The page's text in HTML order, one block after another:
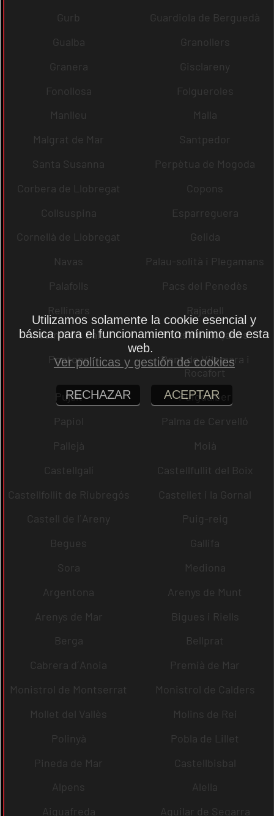
Gurb
Guardiola de Berguedà
Gualba
Granollers
Granera
Gisclareny
Fonollosa
Folgueroles
Manlleu
Malla
Malgrat de Mar
Santpedor
Santa Susanna
Perpètua de Mogoda
Corbera de Llobregat
Copons
Collsuspina
Esparreguera
Cornellà de Llobregat
Gelida
Navas
Palau-solità i Plegamans
Palafolls
Pacs del Penedès
Rellinars
Rajadell
Premià de Dalt
Prats de Lluçanès
Pontons
Pont de Vilomara i
Rocafort
Pujalt
Puigdàlber
Papiol
Palma de Cervelló
Pallejà
Moià
Castellgalí
Castellfullit del Boix
Castellfollit de Riubregós
Castellet i la Gornal
Castell de l´Areny
Puig-reig
Begues
Gallifa
Sora
Mediona
Argentona
Arenys de Munt
Arenys de Mar
Bigues i Riells
Berga
Bellprat
Cabrera d´Anoia
Premià de Mar
Monistrol de Montserrat
Monistrol de Calders
Mollet del Vallès
Molins de Rei
Polinyà
Pobla de Lillet
Pineda de Mar
Castellbisbal
Alpens
Alella
Aiguafreda
Aguilar de Segarra
Utilizamos solamente la cookie esencial y
básica para el funcionamiento mínimo de esta
web.
Ver políticas y gestión de cookies
RECHAZAR ACEPTAR